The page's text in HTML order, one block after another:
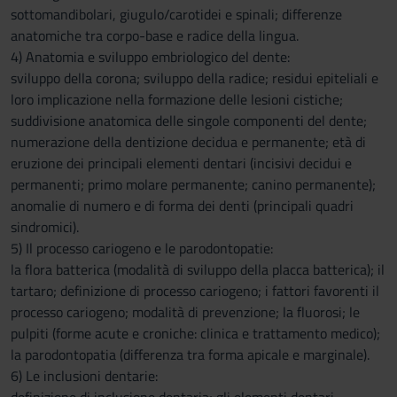
sottomandibolari, giugulo/carotidei e spinali; differenze
anatomiche tra corpo-base e radice della lingua.
4) Anatomia e sviluppo embriologico del dente:
sviluppo della corona; sviluppo della radice; residui epiteliali e
loro implicazione nella formazione delle lesioni cistiche;
suddivisione anatomica delle singole componenti del dente;
numerazione della dentizione decidua e permanente; età di
eruzione dei principali elementi dentari (incisivi decidui e
permanenti; primo molare permanente; canino permanente);
anomalie di numero e di forma dei denti (principali quadri
sindromici).
5) Il processo cariogeno e le parodontopatie:
la flora batterica (modalità di sviluppo della placca batterica); il
tartaro; definizione di processo cariogeno; i fattori favorenti il
processo cariogeno; modalità di prevenzione; la fluorosi; le
pulpiti (forme acute e croniche: clinica e trattamento medico);
la parodontopatia (differenza tra forma apicale e marginale).
6) Le inclusioni dentarie: